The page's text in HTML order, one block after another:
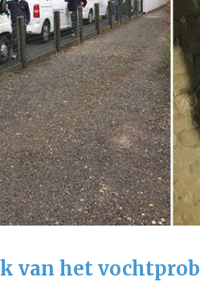
van het